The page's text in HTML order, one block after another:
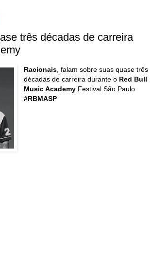
três décadas de carreira
Racionais , falam sobre suas quase três
décadas de carreira durante o Red Bull
Music Academy Festival São Paulo
#RBMASP